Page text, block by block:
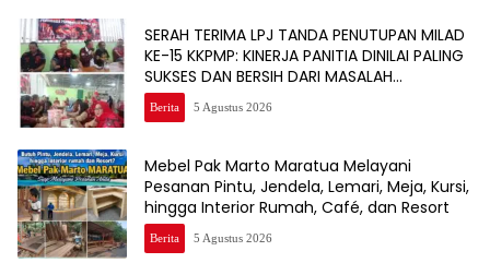
SERAH TERIMA LPJ TANDA PENUTUPAN MILAD
KE-15 KKPMP: KINERJA PANITIA DINILAI PALING
SUKSES DAN BERSIH DARI MASALAH
KEUANGAN
Berita 5 Agustus 2026
Mebel Pak Marto Maratua Melayani
Pesanan Pintu, Jendela, Lemari, Meja, Kursi,
hingga Interior Rumah, Café, dan Resort
Berita 5 Agustus 2026